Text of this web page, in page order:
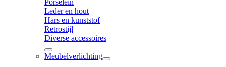
Leder en hout
Hars en kunststof
Retrostijl
Diverse accessoires
Meubelverlichting